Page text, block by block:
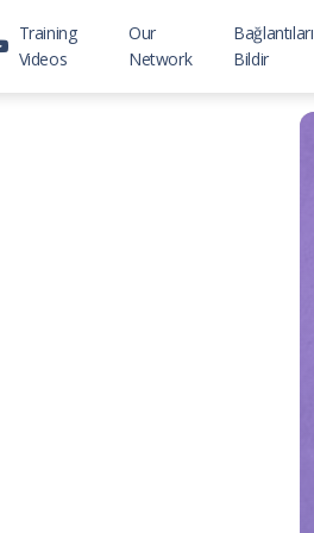
Training
Videos
Our
Network
Bağlantıları
Bildir